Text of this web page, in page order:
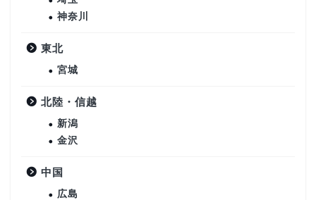
神奈川
東北
宮城
北陸・信越
新潟
金沢
中国
広島